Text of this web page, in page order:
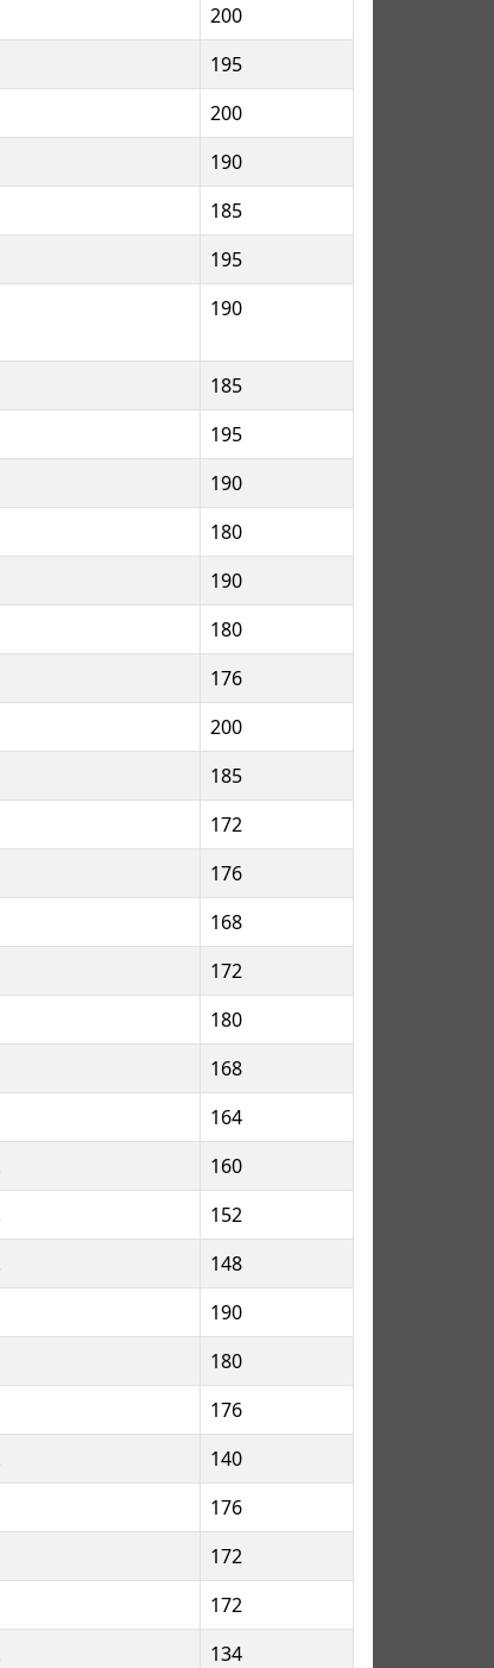
200
195
200
190
185
195
190
185
195
190
180
190
180
176
200
185
172
176
168
172
180
168
164
160
152
148
190
180
176
140
176
172
172
134